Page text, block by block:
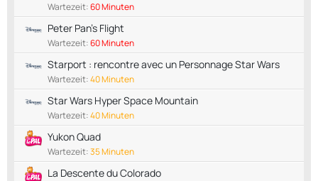
Wartezeit:60 Minuten
Peter Pan's Flight
Wartezeit:60 Minuten
Starport : rencontre avec un Personnage Star Wars
Wartezeit:40 Minuten
Star Wars Hyper Space Mountain
Wartezeit:40 Minuten
Yukon Quad
Wartezeit:35 Minuten
La Descente du Colorado